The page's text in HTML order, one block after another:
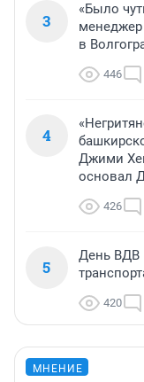
3
«Было
в
446
4
Джими
основал
426
5
День ВДВ
420
МНЕНИЕ